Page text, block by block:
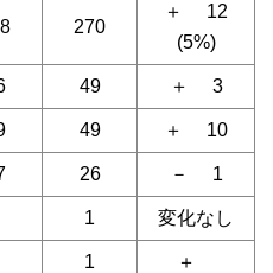
270
＋ 12
(5%)
49 ＋ 3
49 ＋ 10
26 － 1
1 変化なし
1 ＋